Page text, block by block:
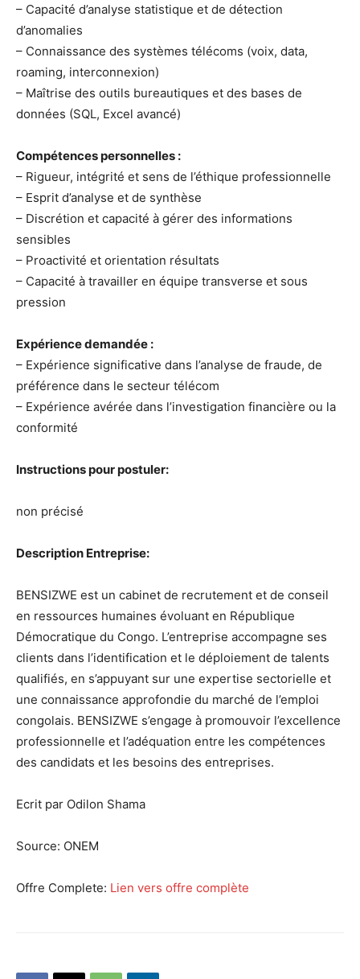
– Capacité d’analyse statistique et de détection
d’anomalies
– Connaissance des systèmes télécoms (voix, data,
roaming, interconnexion)
– Maîtrise des outils bureautiques et des bases de
données (SQL, Excel avancé)
Compétences personnelles :
– Rigueur, intégrité et sens de l’éthique professionnelle
– Esprit d’analyse et de synthèse
– Discrétion et capacité à gérer des informations
sensibles
– Proactivité et orientation résultats
– Capacité à travailler en équipe transverse et sous
pression
Expérience demandée :
– Expérience significative dans l’analyse de fraude, de
préférence dans le secteur télécom
– Expérience avérée dans l’investigation financière ou la
conformité
Instructions pour postuler:
non précisé
Description Entreprise:
BENSIZWE est un cabinet de recrutement et de conseil
en ressources humaines évoluant en République
Démocratique du Congo. L’entreprise accompagne ses
clients dans l’identification et le déploiement de talents
qualifiés, en s’appuyant sur une expertise sectorielle et
une connaissance approfondie du marché de l’emploi
congolais. BENSIZWE s’engage à promouvoir l’excellence
professionnelle et l’adéquation entre les compétences
des candidats et les besoins des entreprises.
Ecrit par Odilon Shama
Source: ONEM
Offre Complete: Lien vers offre complète